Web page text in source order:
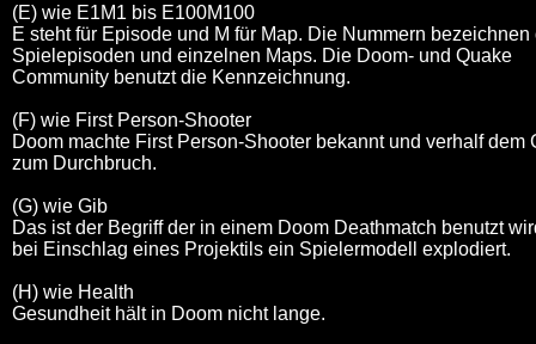
(E) wie E1M1 bis E100M100
E steht für Episode und M für Map. Die Nummern bezeichnen
Spielepisoden und einzelnen Maps. Die Doom- und Quake
Community benutzt die Kennzeichnung.
(F) wie First Person-Shooter
Doom machte First Person-Shooter bekannt und verhalf dem
zum Durchbruch.
(G) wie Gib
Das ist der Begriff der in einem Doom Deathmatch benutzt
bei Einschlag eines Projektils ein Spielermodell explodiert.
(H) wie Health
Gesundheit hält in Doom nicht lange.